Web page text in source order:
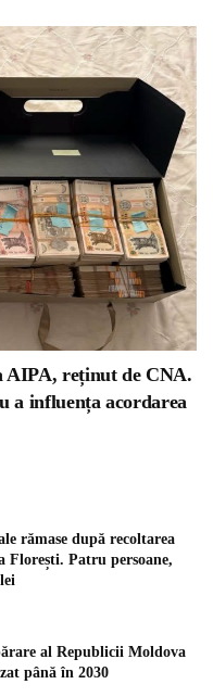
AIPA, reținut de CNA.
a influența acordarea
rămase după recoltarea
Florești. Patru persoane,
al Republicii Moldova
până în 2030